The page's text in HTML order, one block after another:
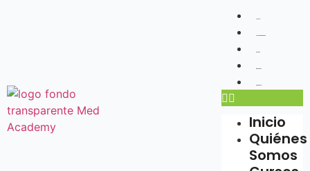
Inicio
Quiénes
Somos